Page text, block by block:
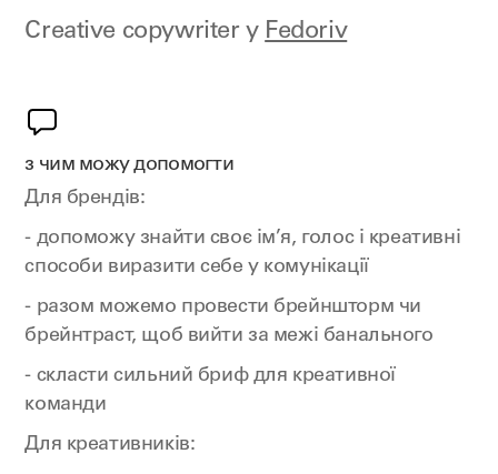
Creative copywriter у Fedoriv
з чим можу допомогти
Для брендів:
- допоможу знайти своє ім’я, голос і креативні
способи виразити себе у комунікації
- разом можемо провести брейншторм чи
брейнтраст, щоб вийти за межі банального
- скласти сильний бриф для креативної
команди
Для креативників: